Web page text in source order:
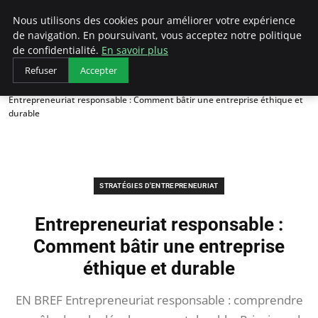
LECFCM
Accueil
Stratégies d'entrepreneuriat
Entrepreneuriat responsable : Comment bâtir une entreprise éthique et
durable
STRATÉGIES D'ENTREPRENEURIAT
Entrepreneuriat responsable :
Comment bâtir une entreprise
éthique et durable
EN BREF Entrepreneuriat responsable : comprendre
Nous utilisons des cookies pour améliorer votre expérience
de navigation. En poursuivant, vous acceptez notre politique
de confidentialité. En savoir plus
Refuser Accepter